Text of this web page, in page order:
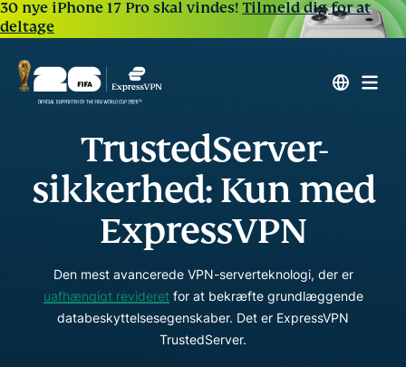
30 nye iPhone 17 Pro skal vindes!Tilmeld dig for at
deltage
TrustedServer-
sikkerhed: Kun med
ExpressVPN
Den mest avancerede VPN-serverteknologi, der er
uafhængigt revideret for at bekræfte grundlæggende
databeskyttelsesegenskaber. Det er ExpressVPN
TrustedServer.